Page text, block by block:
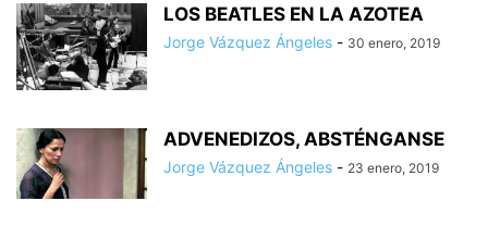
LOS BEATLES EN LA AZOTEA
Jorge Vázquez Ángeles - 30 enero, 2019
ADVENEDIZOS, ABSTÉNGANSE
Jorge Vázquez Ángeles - 23 enero, 2019